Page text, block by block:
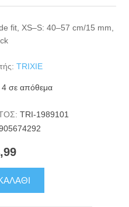
fit, XS–S: 40–57 cm/15 mm,
TRIXIE
4 σε απόθεμα
TRI-1989101